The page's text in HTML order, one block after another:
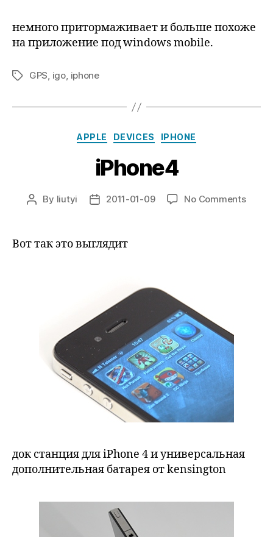
немного притормаживает и больше похоже
на приложение под windows mobile.
TagsGPS, igo, iphone
Categories
APPLE DEVICES IPHONE
iPhone4
Post
By liutyi
Post2011-01-09 No Commentson
Вот так это выглядит
док станция для iPhone 4 и универсальная
дополнительная батарея от kensington